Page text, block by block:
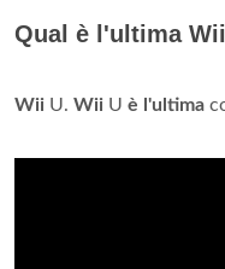
Qual è l'ultima
Wii U. Wii U è l'ultima